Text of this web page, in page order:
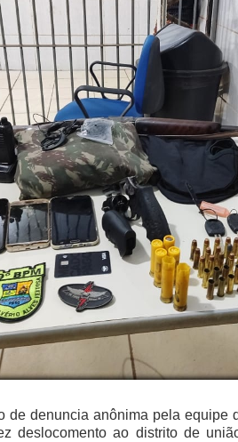
de denuncia anônima pela
deslocomento ao distrito de